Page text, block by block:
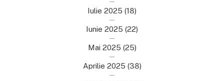
Iulie 2025 (18)
Iunie 2025 (22)
Mai 2025 (25)
Aprilie 2025 (38)